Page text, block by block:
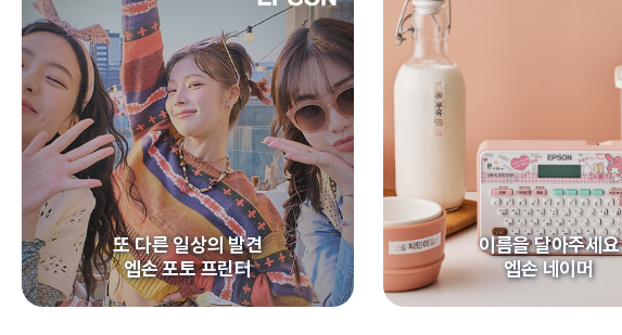
또 다른 일상의 발견
엡손 포토 프린터
이름을 달아주세요
엡손 네이머